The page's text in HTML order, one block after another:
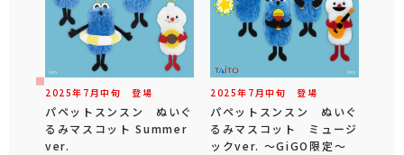
2025年 7 月中旬 登場
パペットスンスン ぬいぐ
るみマスコット Summer
ver.
2025年 7 月中旬 登場
パペットスンスン ぬいぐ
るみマスコット ミュージ
ックver. ～GiGO限定～